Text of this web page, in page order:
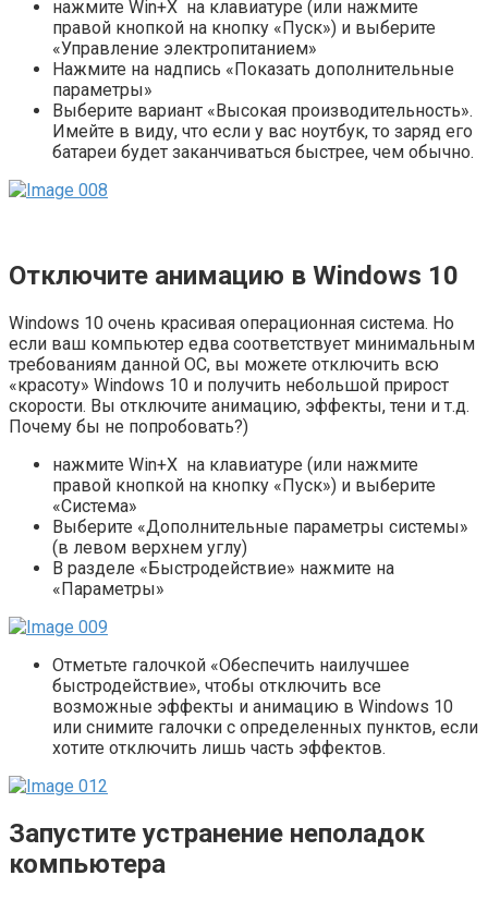
нажмите Win+X на клавиатуре (или нажмите
правой кнопкой на кнопку «Пуск») и выберите
«Управление электропитанием»
Нажмите на надпись «Показать дополнительные
параметры»
Выберите вариант «Высокая производительность».
Имейте в виду, что если у вас ноутбук, то заряд его
батареи будет заканчиваться быстрее, чем обычно.
Отключите анимацию в Windows 10
Windows 10 очень красивая операционная система. Но
если ваш компьютер едва соответствует минимальным
требованиям данной ОС, вы можете отключить всю
«красоту» Windows 10 и получить небольшой прирост
скорости. Вы отключите анимацию, эффекты, тени и т.д.
Почему бы не попробовать?)
нажмите Win+X на клавиатуре (или нажмите
правой кнопкой на кнопку «Пуск») и выберите
«Система»
Выберите «Дополнительные параметры системы»
(в левом верхнем углу)
В разделе «Быстродействие» нажмите на
«Параметры»
Отметьте галочкой «Обеспечить наилучшее
быстродействие», чтобы отключить все
возможные эффекты и анимацию в Windows 10
или снимите галочки с определенных пунктов, если
хотите отключить лишь часть эффектов.
Запустите устранение неполадок
компьютера